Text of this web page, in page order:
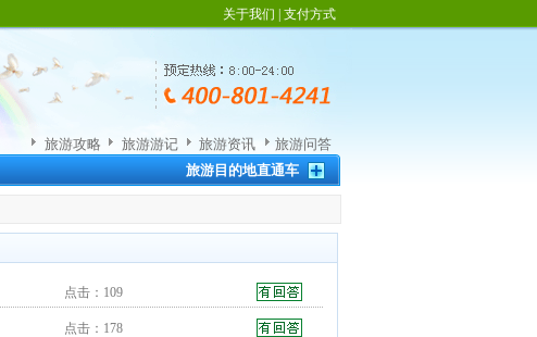
关于我们 支付方式
旅游攻略 旅游游记 旅游资讯
旅游问答
旅游目的地直通车
点击：109
点击：178